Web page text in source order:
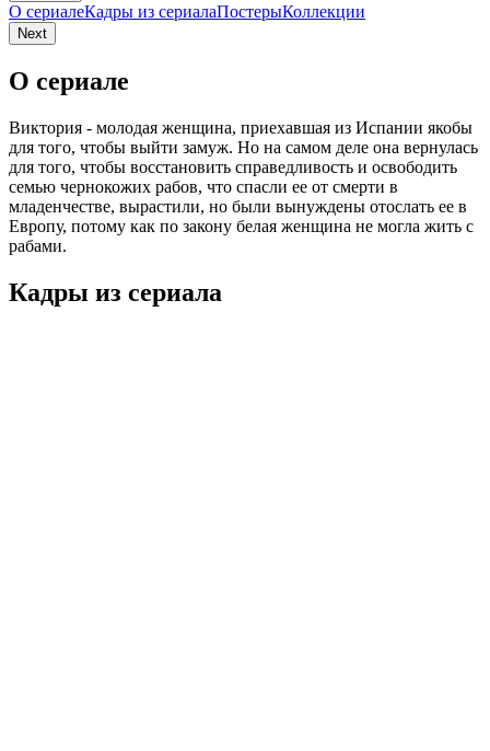
О сериалеКадры из сериалaПостерыКоллекции
Next
О сериале
Виктория - молодая женщина, приехавшая из Испании якобы
для того, чтобы выйти замуж. Но на самом деле она вернулась
для того, чтобы восстановить справедливость и освободить
семью чернокожих рабов, что спасли ее от смерти в
младенчестве, вырастили, но были вынуждены отослать ее в
Европу, потому как по закону белая женщина не могла жить с
рабами.
Кадры из сериалa